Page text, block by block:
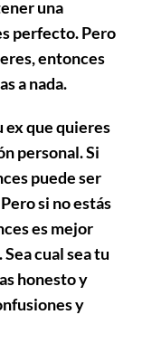
una
perfecto. Pero
entonces
a nada.
ex que quieres
personal. Si
puede ser
si no estás
es mejor
cual sea tu
honesto y
y